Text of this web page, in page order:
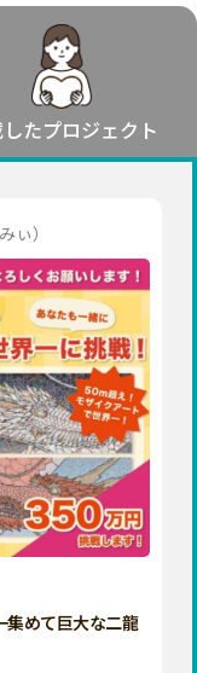
・エシカル
・マイノリティ
社会貢献
東北
北海道
宮城
秋田
山形
福島
茨城
群馬
千葉
秋田
庫
口
たプロジェクト
ぃ）
集めて巨大な二龍